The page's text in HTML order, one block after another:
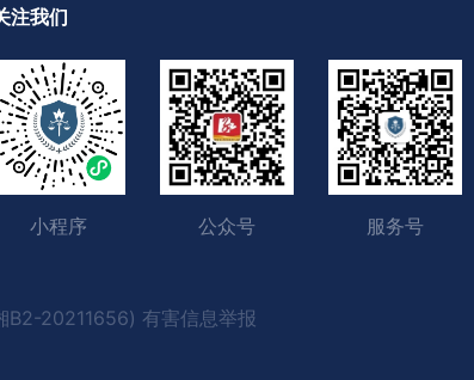
注我们
小程序 公众号 服务号
20211656) 有害信息举报